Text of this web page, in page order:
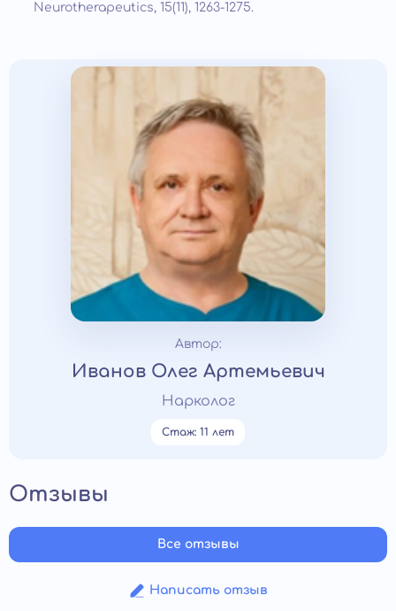
Neurotherapeutics, 15(11), 1263-1275.
Автор:
Иванов Олег Артемьевич
Нарколог
Стаж: 11 лет
Отзывы
Написать отзыв
Все отзывы